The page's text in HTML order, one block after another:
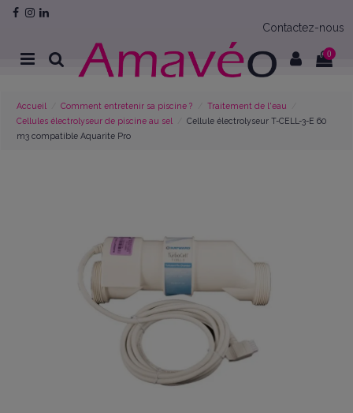
Contactez-nous
0
Accueil Comment entretenir sa piscine ?
Traitement de l'eau
Cellules électrolyseur de piscine au sel
Cellule électrolyseur T-CELL-3-E 60
m3 compatible Aquarite Pro